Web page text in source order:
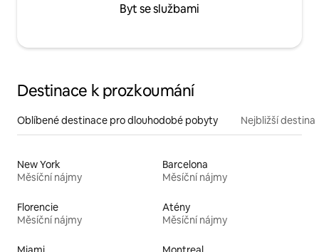
Byt se službami
Destinace k prozkoumání
Oblíbené destinace pro dlouhodobé pobyty Nejbližší
New York
Měsíční nájmy
Barcelona
Měsíční nájmy
Florencie
Měsíční nájmy
Atény
Měsíční nájmy